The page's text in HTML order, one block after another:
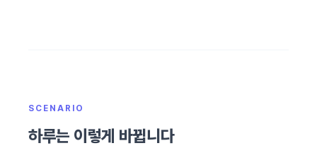
SCENARIO
하루는 이렇게 바뀝니다